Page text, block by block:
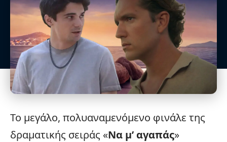
Το μεγάλο, πολυαναμενόμενο φινάλε της
δραματικής σειράς «Να μ’ αγαπάς»